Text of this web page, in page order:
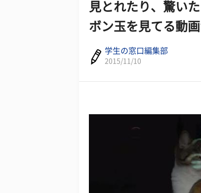
見とれたり、驚い
ボン玉を見てる動
学生の窓口編集部
2015/11/10